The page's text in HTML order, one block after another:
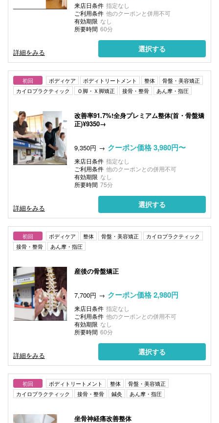
来店日条件 指定なし
ご利用条件 他のクーポンと併用不可
有効期限 なし
所要時間 60分
詳細をみる 選択する
初回 ボディケア ボディトリートメント 整体
骨盤・美容矯正
カイロプラクティック
Ｏ脚・Ｘ脚矯正 接骨・整骨 あん摩・指圧
改善率91.7%!全身プレミアム整体(首・骨盤矯
正)¥9350→
9,350円 クーポン価格 3,980円〜
来店日条件 指定なし
ご利用条件 他のクーポンとの併用不可
有効期限 なし
所要時間 75分
詳細をみる 選択する
初回 ボディケア 整体 骨盤・美容矯正
カイロプラクティック
接骨・整骨
あん摩・指圧
産後の骨盤矯正
7,700円 クーポン価格 2,980円
来店日条件 指定なし
ご利用条件 他のクーポンとの併用不可
有効期限 なし
所要時間 60分
詳細をみる 選択する
初回 ボディトリートメント 整体
骨盤・美容矯正
カイロプラクティック
接骨・整骨 鍼灸 あん摩・指圧
坐骨神経痛改善整体